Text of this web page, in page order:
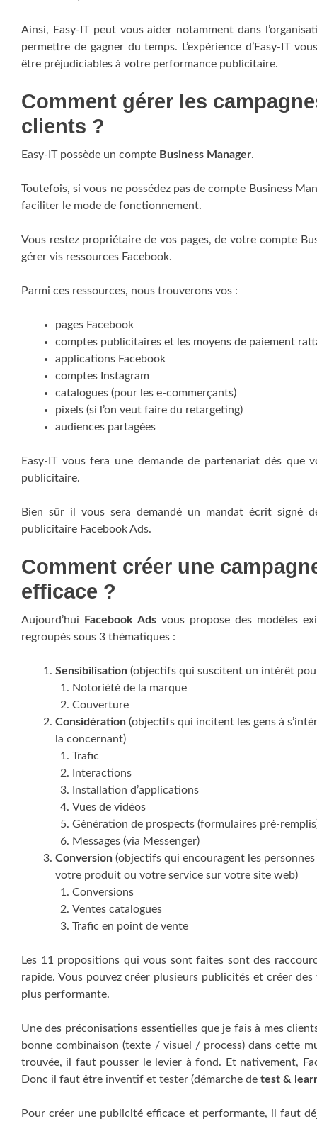
Ainsi, Easy-IT peut vous aider notamment dans
permettre de gagner du temps. L’expérience d’Easy-IT
être préjudiciables à votre performance publicitaire.
Comment gérer les
clients ?
Easy-IT possède un compte Business Manager.
Toutefois, si vous ne possédez pas de compte Business
faciliter le mode de fonctionnement.
Vous restez propriétaire de vos pages, de votre compte
gérer vis ressources Facebook.
Parmi ces ressources, nous trouverons vos :
pages Facebook
comptes publicitaires et les moyens de paiement
applications Facebook
comptes Instagram
catalogues (pour les e-commerçants)
pixels (si l’on veut faire du retargeting)
audiences partagées
Easy-IT vous fera une demande de partenariat dès que
publicitaire.
Bien sûr il vous sera demandé un mandat écrit signé
publicitaire Facebook Ads.
Comment créer une
efficace ?
Aujourd’hui Facebook Adsvous propose des modèles
regroupés sous 3 thématiques :
Sensibilisation (objectifs qui suscitent un intérêt
Notoriété de la marque
Couverture
Considération (objectifs qui incitent les gens à
la concernant)
Trafic
Interactions
Installation d’applications
Vues de vidéos
Génération de prospects (formulaires pré-
Messages (via Messenger)
Conversion (objectifs qui encouragent les
votre produit ou votre service sur votre site web)
Conversions
Ventes catalogues
Trafic en point de vente
Les 11 propositions qui vous sont faites sont des
rapide. Vous pouvez créer plusieurs publicités et créer
plus performante.
Une des préconisations essentielles que je fais à mes
bonne combinaison (texte / visuel / process) dans cette
trouvée, il faut pousser le levier à fond. Et nativement,
Donc il faut être inventif et tester (démarche de test &
Pour créer une publicité efficace et performante, il faut